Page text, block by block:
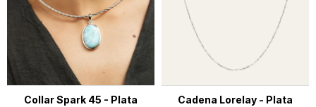
Collar Spark 45 - Plata
Cadena Lorelay - Plata